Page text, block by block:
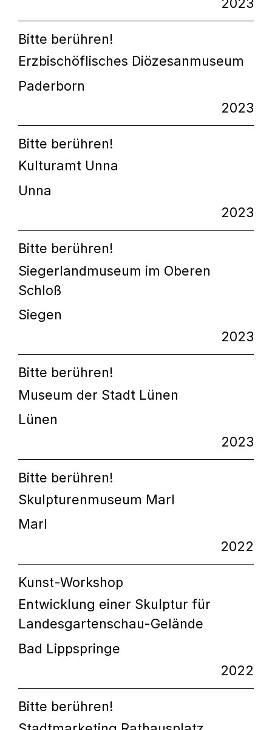
Bitte berühren!
Erzbischöflisches Diözesanmuseum
Paderborn
2023
Bitte berühren!
Kulturamt Unna
Unna
2023
Bitte berühren!
Siegerlandmuseum im Oberen
Schloß
Siegen
2023
Bitte berühren!
Museum der Stadt Lünen
Lünen
2023
Bitte berühren!
Skulpturenmuseum Marl
Marl
2022
Kunst-Workshop
Entwicklung einer Skulptur für
Landesgartenschau-Gelände
Bad Lippspringe
2022
Bitte berühren!